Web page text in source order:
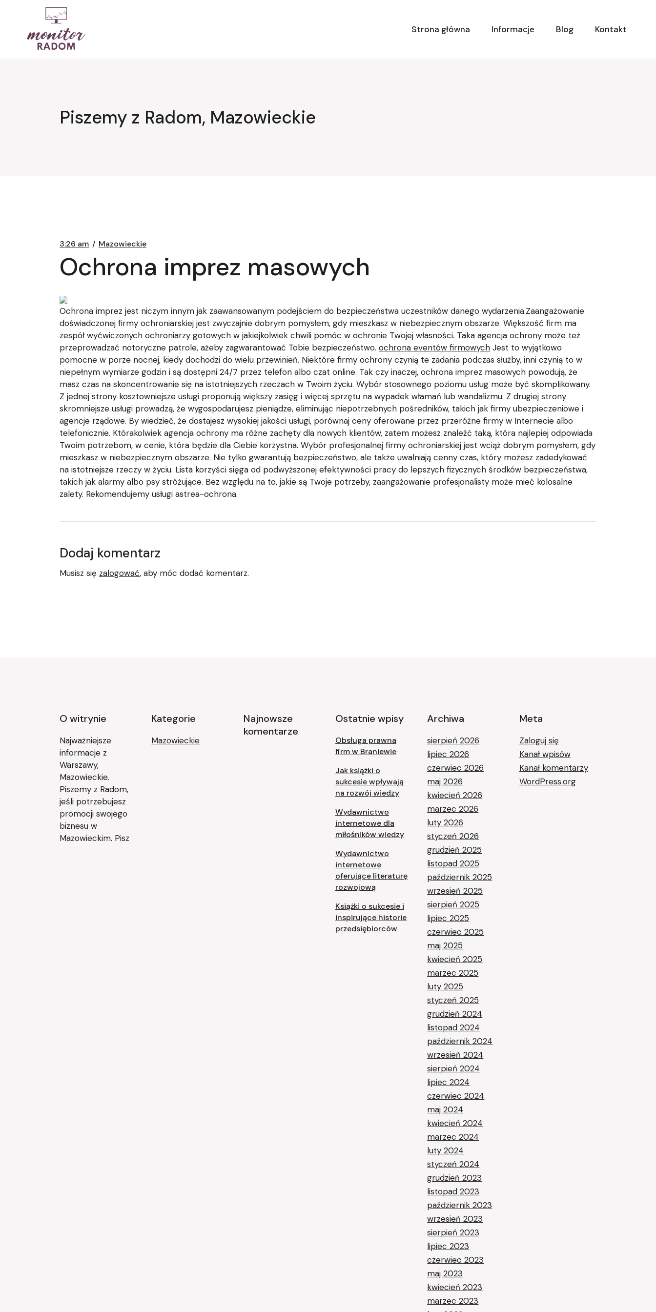
Strona główna
Informacje Blog Kontakt
Piszemy z Radom, Mazowieckie
3:26 am Mazowieckie
Ochrona imprez masowych
Ochrona imprez jest niczym innym jak zaawansowanym podejściem do bezpieczeństwa uczestników danego wydarzenia.Zaangażowanie
doświadczonej firmy ochroniarskiej jest zwyczajnie dobrym pomysłem, gdy mieszkasz w niebezpiecznym obszarze. Większość firm ma
zespół wyćwiczonych ochroniarzy gotowych w jakiejkolwiek chwili pomóc w ochronie Twojej własności. Taka agencja ochrony może też
przeprowadzać notoryczne patrole, ażeby zagwarantować Tobie bezpieczeństwo. ochrona eventów firmowych Jest to wyjątkowo
pomocne w porze nocnej, kiedy dochodzi do wielu przewinień. Niektóre firmy ochrony czynią te zadania podczas służby, inni czynią to w
niepełnym wymiarze godzin i są dostępni 24/7 przez telefon albo czat online. Tak czy inaczej, ochrona imprez masowych powodują, że
masz czas na skoncentrowanie się na istotniejszych rzeczach w Twoim życiu. Wybór stosownego poziomu usług może być skomplikowany.
Z jednej strony kosztowniejsze usługi proponują większy zasięg i więcej sprzętu na wypadek włamań lub wandalizmu. Z drugiej strony
skromniejsze usługi prowadzą, że wygospodarujesz pieniądze, eliminując niepotrzebnych pośredników, takich jak firmy ubezpieczeniowe i
agencje rządowe. By wiedzieć, że dostajesz wysokiej jakości usługi, porównaj ceny oferowane przez przeróżne firmy w Internecie albo
telefonicznie. Którakolwiek agencja ochrony ma różne zachęty dla nowych klientów, zatem możesz znaleźć taką, która najlepiej odpowiada
Twoim potrzebom, w cenie, która będzie dla Ciebie korzystna. Wybór profesjonalnej firmy ochroniarskiej jest wciąż dobrym pomysłem, gdy
mieszkasz w niebezpiecznym obszarze. Nie tylko gwarantują bezpieczeństwo, ale także uwalniają cenny czas, który możesz zadedykować
na istotniejsze rzeczy w życiu. Lista korzyści sięga od podwyższonej efektywności pracy do lepszych fizycznych środków bezpieczeństwa,
takich jak alarmy albo psy stróżujące. Bez względu na to, jakie są Twoje potrzeby, zaangażowanie profesjonalisty może mieć kolosalne
zalety. Rekomendujemy usługi astrea-ochrona.
Dodaj komentarz
Musisz się zalogować, aby móc dodać komentarz.
O witrynie
Najważniejsze
informacje z
Warszawy,
Mazowieckie.
Piszemy z Radom,
jeśli potrzebujesz
promocji swojego
biznesu w
Mazowieckim. Pisz
Kategorie
Mazowieckie
Najnowsze
komentarze
Ostatnie wpisy
Obsługa prawna
firm w Braniewie
Jak książki o
sukcesie wpływają
na rozwój wiedzy
Wydawnictwo
internetowe dla
miłośników wiedzy
Wydawnictwo
internetowe
oferujące literaturę
rozwojową
Książki o sukcesie i
inspirujące historie
przedsiębiorców
Archiwa
sierpień 2026
lipiec 2026
czerwiec 2026
maj 2026
kwiecień 2026
marzec 2026
luty 2026
styczeń 2026
grudzień 2025
listopad 2025
październik 2025
wrzesień 2025
sierpień 2025
lipiec 2025
czerwiec 2025
maj 2025
kwiecień 2025
marzec 2025
luty 2025
styczeń 2025
grudzień 2024
listopad 2024
październik 2024
wrzesień 2024
sierpień 2024
lipiec 2024
czerwiec 2024
maj 2024
kwiecień 2024
marzec 2024
luty 2024
styczeń 2024
grudzień 2023
listopad 2023
październik 2023
wrzesień 2023
sierpień 2023
lipiec 2023
czerwiec 2023
maj 2023
kwiecień 2023
marzec 2023
Meta
Zaloguj się
Kanał wpisów
Kanał komentarzy
WordPress.org